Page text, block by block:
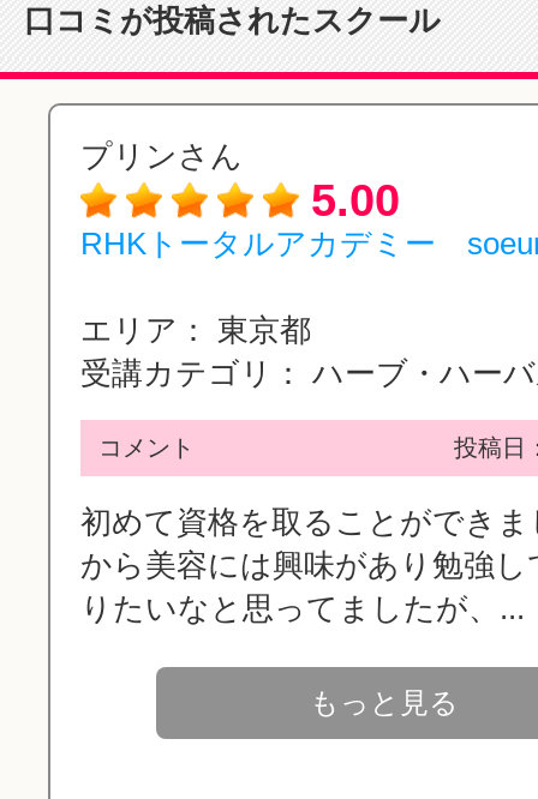
口コミが投稿されたスクール
プリンさん
5.00
RHKトータルアカデミー
エリア：
東京都
受講カテゴリ： ハーブ・ハー
コメント 投稿日
初めて資格を取ることができ
から美容には興味があり勉強し
りたいなと思ってましたが、...
もっと見る